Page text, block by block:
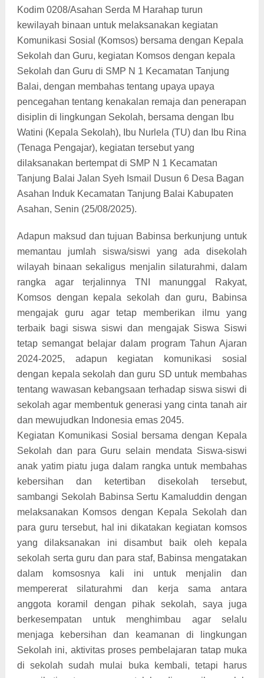
Kodim 0208/Asahan Serda M Harahap turun
kewilayah binaan untuk melaksanakan kegiatan
Komunikasi Sosial (Komsos) bersama dengan Kepala
Sekolah dan Guru, kegiatan Komsos dengan kepala
Sekolah dan Guru di SMP N 1 Kecamatan Tanjung
Balai, dengan membahas tentang upaya upaya
pencegahan tentang kenakalan remaja dan penerapan
disiplin di lingkungan Sekolah, bersama dengan Ibu
Watini (Kepala Sekolah), Ibu Nurlela (TU) dan Ibu Rina
(Tenaga Pengajar), kegiatan tersebut yang
dilaksanakan bertempat di SMP N 1 Kecamatan
Tanjung Balai Jalan Syeh Ismail Dusun 6 Desa Bagan
Asahan Induk Kecamatan Tanjung Balai Kabupaten
Asahan, Senin (25/08/2025).
Adapun maksud dan tujuan Babinsa berkunjung untuk
memantau jumlah siswa/siswi yang ada disekolah
wilayah binaan sekaligus menjalin silaturahmi, dalam
rangka agar terjalinnya TNI manunggal Rakyat,
Komsos dengan kepala sekolah dan guru, Babinsa
mengajak guru agar tetap memberikan ilmu yang
terbaik bagi siswa siswi dan mengajak Siswa Siswi
tetap semangat belajar dalam program Tahun Ajaran
2024-2025, adapun kegiatan komunikasi sosial
dengan kepala sekolah dan guru SD untuk membahas
tentang wawasan kebangsaan terhadap siswa siswi di
sekolah agar membentuk generasi yang cinta tanah air
dan mewujudkan Indonesia emas 2045.
Kegiatan Komunikasi Sosial bersama dengan Kepala
Sekolah dan para Guru selain mendata Siswa-siswi
anak yatim piatu juga dalam rangka untuk membahas
kebersihan dan ketertiban disekolah tersebut,
sambangi Sekolah Babinsa Sertu Kamaluddin dengan
melaksanakan Komsos dengan Kepala Sekolah dan
para guru tersebut, hal ini dikatakan kegiatan komsos
yang dilaksanakan ini disambut baik oleh kepala
sekolah serta guru dan para staf, Babinsa mengatakan
dalam komsosnya kali ini untuk menjalin dan
mempererat silaturahmi dan kerja sama antara
anggota koramil dengan pihak sekolah, saya juga
berkesempatan untuk menghimbau agar selalu
menjaga kebersihan dan keamanan di lingkungan
Sekolah ini, aktivitas proses pembelajaran tatap muka
di sekolah sudah mulai buka kembali, tetapi harus